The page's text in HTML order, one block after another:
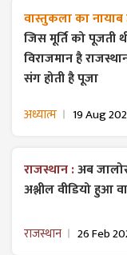
वास्तुकला का
जिस मूर्ति को पूजती
विराजमान है
संग होती है पूजा
अध्यात्म 19 Aug
राजस्थान :अब
अश्लील वीडियो हुआ
राजस्थान 26 Feb